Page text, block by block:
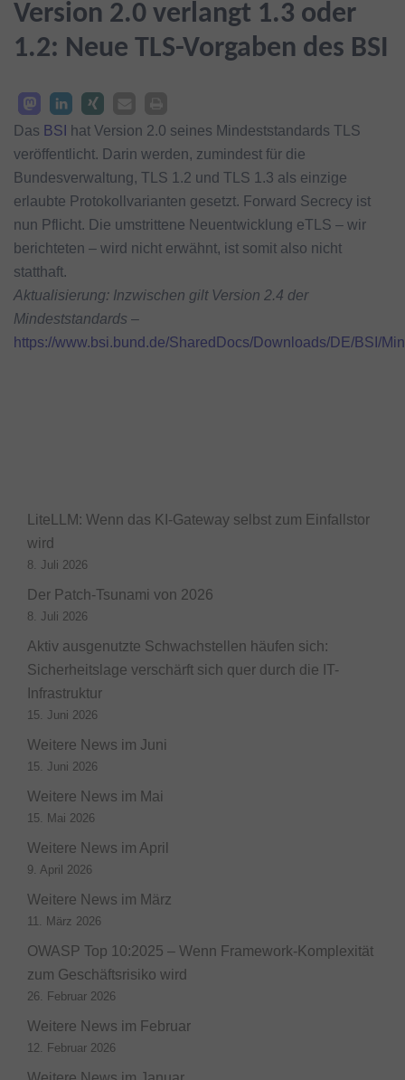
Version 2.0 verlangt 1.3 oder
1.2: Neue TLS-Vorgaben des BSI
Das BSI
hat Version 2.0 seines Mindeststandards TLS
veröffentlicht. Darin werden, zumindest für die
Bundesverwaltung, TLS 1.2 und TLS 1.3 als einzige
erlaubte Protokollvarianten gesetzt. Forward Secrecy ist
nun Pflicht. Die umstrittene Neuentwicklung eTLS – wir
berichteten – wird nicht erwähnt, ist somit also nicht
statthaft.
Aktualisierung: Inzwischen gilt Version 2.4 der
Mindeststandards –
https://www.bsi.bund.de/SharedDocs/Downloads/DE/BSI/
LiteLLM: Wenn das KI-Gateway selbst zum Einfallstor
wird
8. Juli 2026
Der Patch-Tsunami von 2026
8. Juli 2026
Aktiv ausgenutzte Schwachstellen häufen sich:
Sicherheitslage verschärft sich quer durch die IT-
Infrastruktur
15. Juni 2026
Weitere News im Juni
15. Juni 2026
Weitere News im Mai
15. Mai 2026
Weitere News im April
9. April 2026
Weitere News im März
11. März 2026
OWASP Top 10:2025 – Wenn Framework-Komplexität
zum Geschäftsrisiko wird
26. Februar 2026
Weitere News im Februar
12. Februar 2026